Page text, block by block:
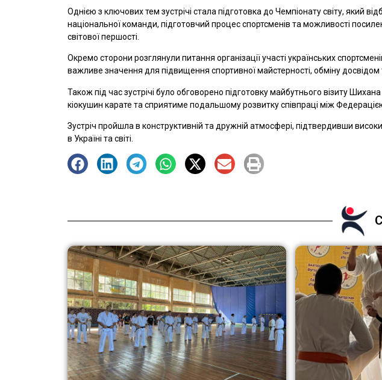
Однією з ключових тем зустрічі стала підготовка до Чемпіонату світу, який
національної команди, підготовчий процес спортсменів та можливості
світової першості.
Окремо сторони розглянули питання організації участі українських
важливе значення для підвищення спортивної майстерності, обміну
Також під час зустрічі було обговорено підготовку майбутнього візиту
кіокушин карате та сприятиме подальшому розвитку співпраці між
Зустріч пройшла в конструктивній та дружній атмосфері, підтвердивши
в Україні та світі.